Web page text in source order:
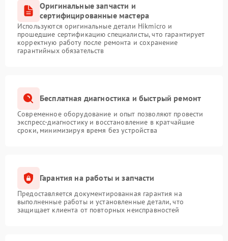
Оригинальные запчасти и
сертифицированные мастера
Используются оригинальные детали Hikmicro и
прошедшие сертификацию специалисты, что гарантирует
корректную работу после ремонта и сохранение
гарантийных обязательств
Бесплатная диагностика и быстрый ремонт
Современное оборудование и опыт позволяют провести
экспресс-диагностику и восстановление в кратчайшие
сроки, минимизируя время без устройства
Гарантия на работы и запчасти
Предоставляется документированная гарантия на
выполненные работы и установленные детали, что
защищает клиента от повторных неисправностей